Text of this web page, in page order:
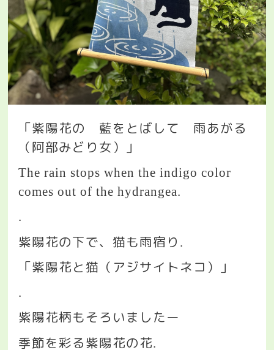
「紫陽花の 藍をとばして 雨あがる
（阿部みどり女）」
The rain stops when the indigo color
comes out of the hydrangea.
.
紫陽花の下で、猫も雨宿り .
「紫陽花と猫（アジサイトネコ）」
.
紫陽花柄もそろいましたー
季節を彩る紫陽花の花.